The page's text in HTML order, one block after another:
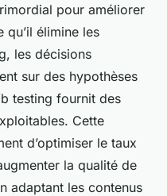
pour améliorer
qu’il élimine les
les décisions
sur des hypothèses
testing fournit des
Cette
d’optimiser le taux
la qualité de
adaptant les contenus